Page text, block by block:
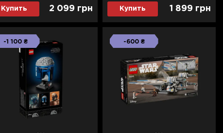
Тор против Читаури
Купить 2 099 грн
перехватчик Асоки
Купить 1 899 грн
-1 100 ₴ -600 ₴